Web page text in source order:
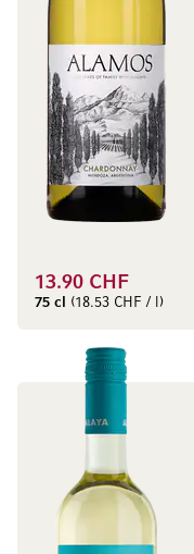
13.90 CHF
75 cl (18.53 CHF / l)